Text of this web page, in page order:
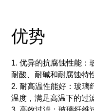
优势
1. 优异的抗腐蚀性能：
耐酸、耐碱和耐腐蚀特
2. 耐高温性能好：玻
温度，满足高温下的过